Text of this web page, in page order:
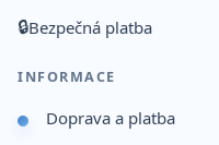
🔒Bezpečná platba
INFORMACE
Doprava a platba